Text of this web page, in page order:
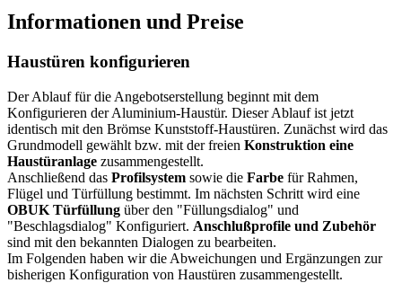
Informationen und Preise
Haustüren konfigurieren
Der Ablauf für die Angebotserstellung beginnt mit dem
Konfigurieren der Aluminium-Haustür. Dieser Ablauf ist jetzt
identisch mit den Brömse Kunststoff-Haustüren. Zunächst wird das
Grundmodell gewählt bzw. mit der freien Konstruktion eine
Haustüranlage zusammengestellt.
Anschließend das Profilsystem sowie die Farbe für Rahmen,
Flügel und Türfüllung bestimmt. Im nächsten Schritt wird eine
OBUK Türfüllung über den "Füllungsdialog" und
"Beschlagsdialog" Konfiguriert. Anschlußprofile und Zubehör
sind mit den bekannten Dialogen zu bearbeiten.
Im Folgenden haben wir die Abweichungen und Ergänzungen zur
bisherigen Konfiguration von Haustüren zusammengestellt.